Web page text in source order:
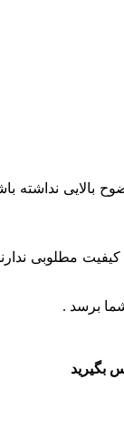
بالایی نداشته
مطلوبی ندارند
برسد .
بگیرید